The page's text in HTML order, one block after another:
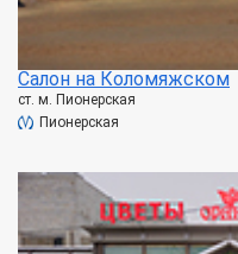
Салон на Коломяжском
ст. м. Пионерская
Пионерская